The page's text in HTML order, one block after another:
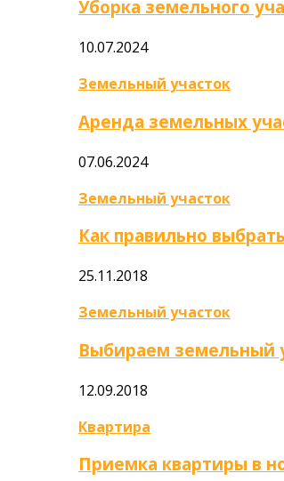
Уборка земельного
10.07.2024
Земельный участок
Аренда земельных
07.06.2024
Земельный участок
Как правильно
25.11.2018
Земельный участок
Выбираем земельный
12.09.2018
Квартира
Приемка квартиры в